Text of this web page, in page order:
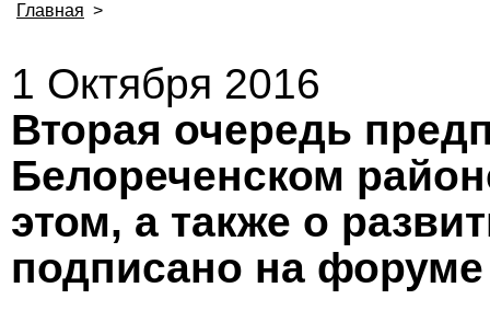
Главная >
1 Октября 2016
Вторая очередь
Белореченском
этом, а также о
подписано на